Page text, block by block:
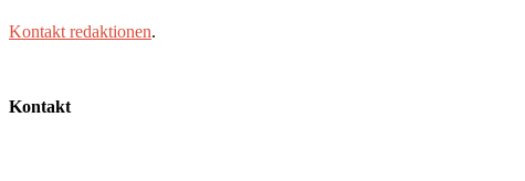
Kontakt redaktionen.
Kontakt